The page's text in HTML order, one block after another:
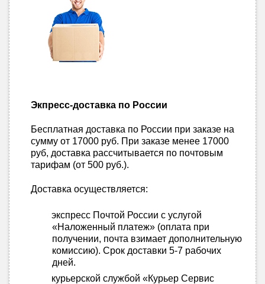
Экпресс-доставка по России
Бесплатная доставка по России при заказе на
сумму от 17000 руб. При заказе менее 17000
руб, доставка рассчитывается по почтовым
тарифам (от 500 руб.).
Доставка осуществляется:
экспресс Почтой России с услугой
«Наложенный платеж» (оплата при
получении, почта взимает дополнительную
комиссию). Срок доставки 5-7 рабочих
дней.
курьерской службой «Курьер Сервис